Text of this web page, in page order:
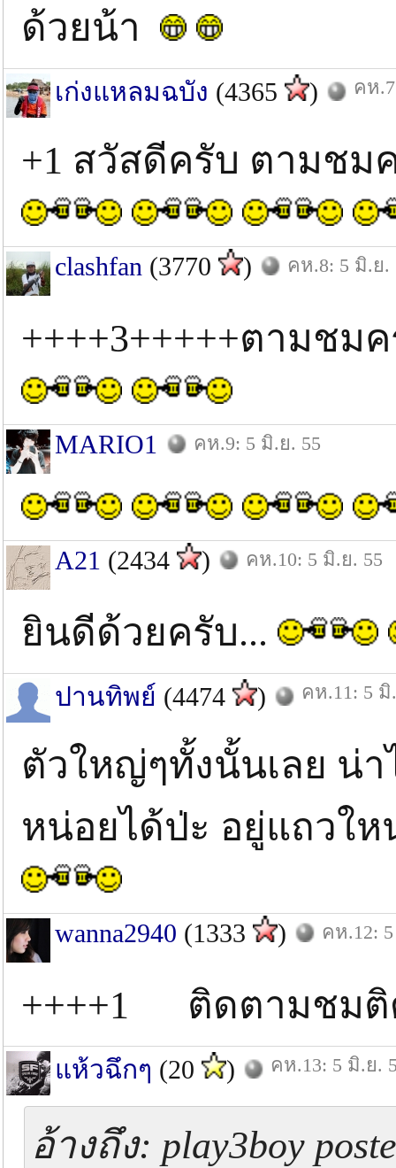
ด้วยน้า
เก่งแหลมฉบัง (4365 ) คห
+1 สวัสดีครับ ตามชม
clashfan (3770 ) คห.8: 5 มิ.ย.
++++3+++++ตามชม
MARIO1 คห.9: 5 มิ.ย. 55
A21 (2434 ) คห.10: 5 มิ.ย. 55
ยินดีด้วยครับ...
ปานทิพย์ (4474 ) คห.11: 5 มิ
ตัวใหญ่ๆทั้งนั้นเลย น่า
หน่อยได้ป่ะ อยู่แถวใ
wanna2940 (1333 ) คห.12:
++++1 ติดตามชมติ
แห้วฉึกๆ (20 ) คห.13: 5 มิ.ย.
อ้างถึง: play3boy